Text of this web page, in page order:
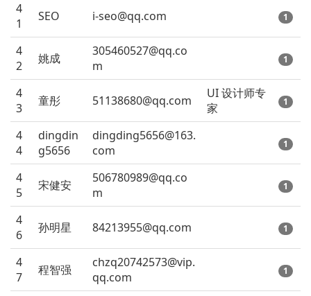
4
1
SEO i-seo@qq.com 1
4
2
姚成
305460527@qq.co
m
1
4
3
童彤 51138680@qq.com
UI 设计师专
家
1
4
4
dingdin
g5656
dingding5656@163.
com
1
4
5
宋健安
506780989@qq.co
m
1
4
6
孙明星 84213955@qq.com 1
4
7
程智强
chzq20742573@vip.
qq.com
1